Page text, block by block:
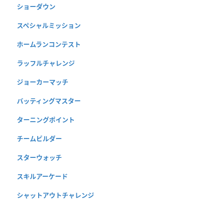
ショーダウン
スペシャルミッション
ホームランコンテスト
ラッフルチャレンジ
ジョーカーマッチ
バッティングマスター
ターニングポイント
チームビルダー
スターウォッチ
スキルアーケード
シャットアウトチャレンジ